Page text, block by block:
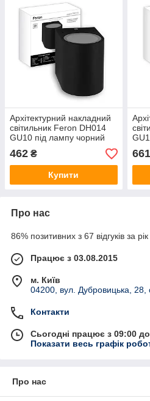
Архітектурний накладний
світильник Feron DH014
GU10 під лампу чорний
462 ₴
Купити
661
Про нас
86% позитивних з 67 відгуків за рік
Працює з 03.08.2015
м. Київ
04200, вул. Дубровицька, 28,
Контакти
Сьогодні працює з 09:00
Показати весь графік
Про нас